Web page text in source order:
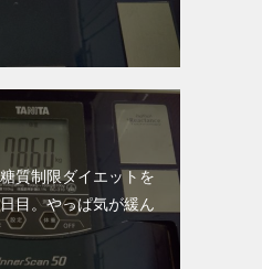
質制限ダイエットを
目。やっぱ気が緩ん